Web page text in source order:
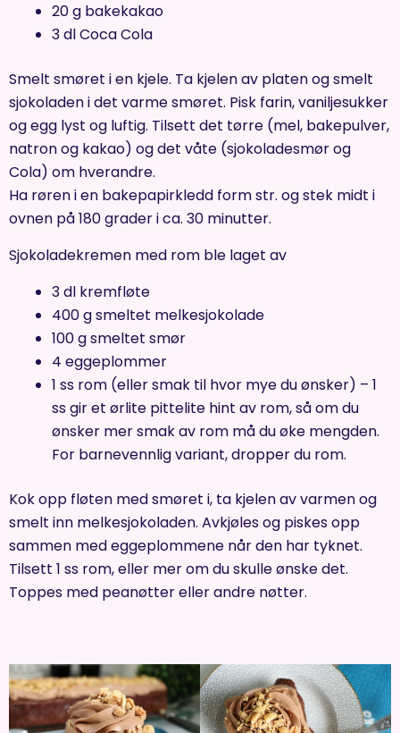
20 g bakekakao
3 dl Coca Cola
Smelt smøret i en kjele. Ta kjelen av platen og smelt
sjokoladen i det varme smøret. Pisk farin, vaniljesukker
og egg lyst og luftig. Tilsett det tørre (mel, bakepulver,
natron og kakao) og det våte (sjokoladesmør og
Cola) om hverandre.
Ha røren i en bakepapirkledd form str. og stek midt i
ovnen på 180 grader i ca. 30 minutter.
Sjokoladekremen med rom ble laget av
3 dl kremfløte
400 g smeltet melkesjokolade
100 g smeltet smør
4 eggeplommer
1 ss rom (eller smak til hvor mye du ønsker) – 1
ss gir et ørlite pittelite hint av rom, så om du
ønsker mer smak av rom må du øke mengden.
For barnevennlig variant, dropper du rom.
Kok opp fløten med smøret i, ta kjelen av varmen og
smelt inn melkesjokoladen. Avkjøles og piskes opp
sammen med eggeplommene når den har tyknet.
Tilsett 1 ss rom, eller mer om du skulle ønske det.
Toppes med peanøtter eller andre nøtter.